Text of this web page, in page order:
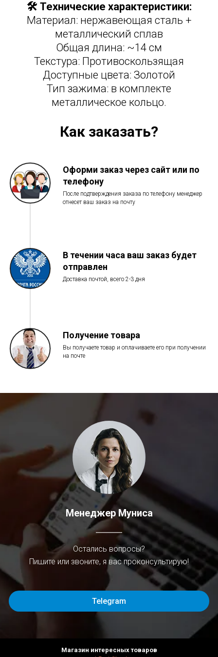
🛠 Технические характеристики:
Материал: нержавеющая сталь +
металлический сплав
Общая длина: ~14 см
Текстура: Противоскользящая
Доступные цвета: Золотой
Тип зажима: в комплекте
металлическое кольцо.
Как заказать?
Оформи заказ через сайт или по
телефону
После подтверждения заказа по телефону менеджер
отнесет ваш заказ на почту
В течении часа ваш заказ будет
отправлен
Доставка почтой, всего 2-3 дня
Получение товара
Вы получаете товар и оплачиваете его при получении
на почте
Менеджер Муниса
Остались вопросы?
Пишите или звоните, я вас проконсультирую!
Telegram
Магазин интересных товаров